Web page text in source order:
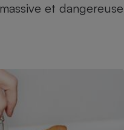
et dangereuse